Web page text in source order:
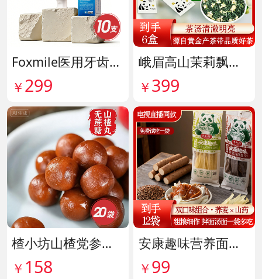
Foxmile医用牙齿脱敏剂 货号141702
￥ 299
峨眉高山茉莉飘雪铂金熊猫礼盒限量版 货号141997
￥ 399
楂小坊山楂党参黄芪丸 货号142033
￥ 158
安康趣味营养面皮超值组 货号142087
￥ 99